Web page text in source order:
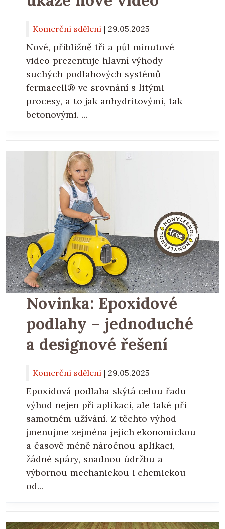
Komerční sdělení | 29.05.2025
Nové, přibližně tři a půl minutové
video prezentuje hlavní výhody
suchých podlahových systémů
fermacell® ve srovnání s litými
procesy, a to jak anhydritovými, tak
betonovými. ...
Novinka: Epoxidové
podlahy – jednoduché
a designové řešení
Komerční sdělení | 29.05.2025
Epoxidová podlaha skýtá celou řadu
výhod nejen při aplikaci, ale také při
samotném užívání. Z těchto výhod
jmenujme zejména jejich ekonomickou
a časově méně náročnou aplikaci,
žádné spáry, snadnou údržbu a
výbornou mechanickou i chemickou
od...